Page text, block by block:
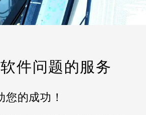
件问题的服务
的成功！